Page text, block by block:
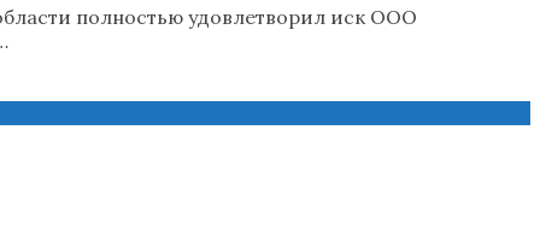
полностью удовлетворил иск ООО